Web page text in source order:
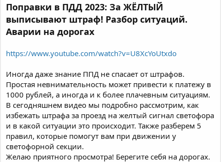
Поправки в ПДД 2023: За ЖЁЛТЫЙ
выписывают штраф! Разбор ситуаций.
Аварии на дорогах
https://www.youtube.com/watch?v=U8XcYoUtxdo
Иногда даже знание ППД не спасает от штрафов.
Простая невнимательность может привести к платежу в
1000 рублей, а иногда и к более плачевным ситуациям.
В сегодняшнем видео мы подробно рассмотрим, как
избежать штрафа за проезд на желтый сигнал светофора
и в какой ситуации это происходит. Также разберем 5
правил, которые помогут вам при движении у
светофорной секции.
Желаю приятного просмотра! Берегите себя на дорогах.